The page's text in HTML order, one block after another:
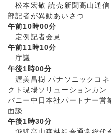
松本宏敬 読売新聞高山通信
部記者が異動あいさつ
午前10時00分
定例記者会見
午前11時10分
庁議
午後1時00分
渥美昌樹 パナソニックコネ
クト現場ソリューションカン
パニー中日本社パートナー営
面談
午後1時30分